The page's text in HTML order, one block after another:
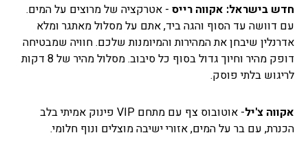
חדש בישראל: אקווה רייס - אטרקציה של מרוצים על המים.
עם דוושה עד הסוף והגה ביד, אתם על מסלול מאתגר ומלא
אדרנלין שיבחן את המהירות והמיומנות שלכם. חוויה שמבטיחה
דופק מהיר וחיוך גדול בסוף כל סיבוב. מסלול מהיר של 8 דקות
לריגוש בלתי פוסק.
אקווה צ'יל
- אוטובוס צף עם מתחם VIP פינוק אמיתי בלב
הכנרת, עם בר על המים, אזורי ישיבה מוצלים ונוף חלומי.